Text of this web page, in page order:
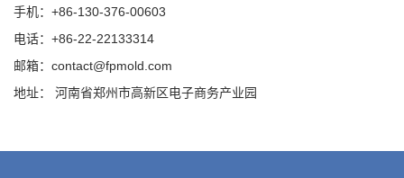
手机：+86-130-376-00603
电话：+86-22-22133314
邮箱： contact@fpmold.com
地址： 河南省郑州市高新区电子商务产业园